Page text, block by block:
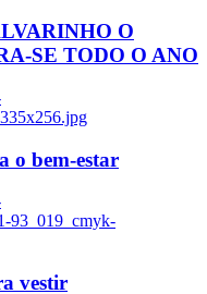
O
SE TODO O ANO
o bem-estar
93_019_cmyk-
vestir